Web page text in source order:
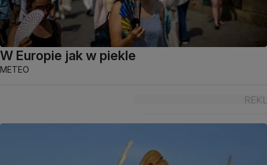
W Europie jak w piekle
METEO